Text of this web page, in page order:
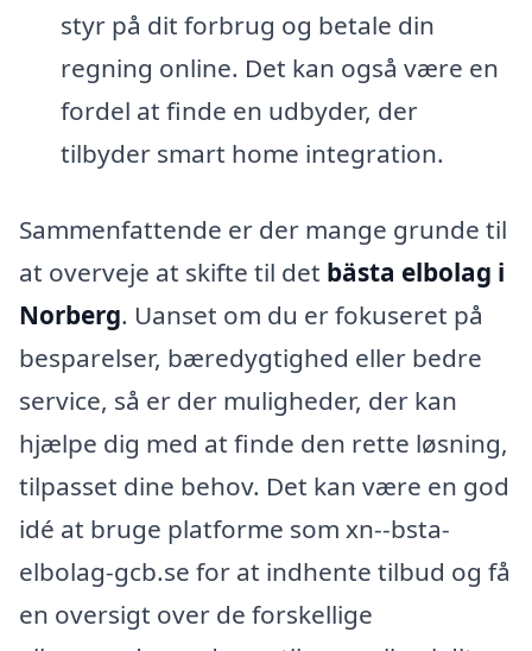
styr på dit forbrug og betale din
regning online. Det kan også være en
fordel at finde en udbyder, der
tilbyder smart home integration.
Sammenfattende er der mange grunde til
at overveje at skifte til det bästa elbolag i
Norberg. Uanset om du er fokuseret på
besparelser, bæredygtighed eller bedre
service, så er der muligheder, der kan
hjælpe dig med at finde den rette løsning,
tilpasset dine behov. Det kan være en god
idé at bruge platforme som xn--bsta-
elbolag-gcb.se for at indhente tilbud og få
en oversigt over de forskellige